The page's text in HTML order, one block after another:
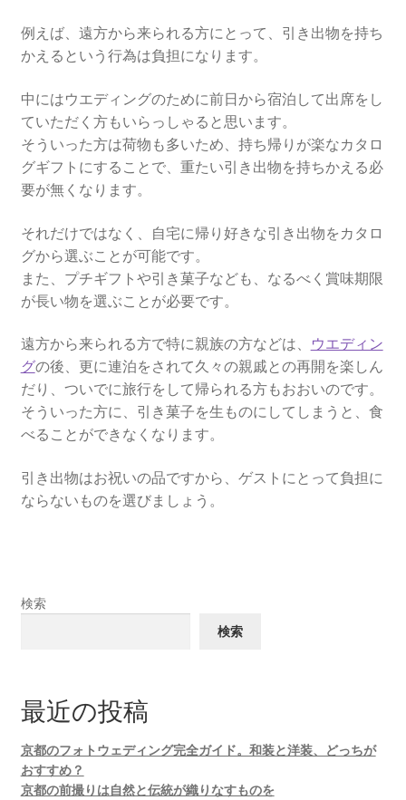
京都前撮り
ガーデンウエディングの費用徹底比較！選ばれる魅力と
成功の秘訣
結婚式場に設置したいウェルカムグッズ
京都ウェディングで参考にしたいこと
ウエディングの相談会に参加
人気のウエディングソング
結婚式場選びの失敗談から学ぶ成功のコツ
ウエディングの定番曲
京都でフォトウェディングをするならここ！おすすめス
ポット12選
京都の結婚式の独特なウエディング
アーカイブ
京都の結婚式場最新情報！ブライダルフェアと特典の楽
しみ方
例えば、遠方から来られる方にとって、引き出物を持ち
かえるという行為は負担になります。
中にはウエディングのために前日から宿泊して出席をし
ていただく方もいらっしゃると思います。
そういった方は荷物も多いため、持ち帰りが楽なカタロ
グギフトにすることで、重たい引き出物を持ちかえる必
要が無くなります。
それだけではなく、自宅に帰り好きな引き出物をカタロ
グから選ぶことが可能です。
また、プチギフトや引き菓子なども、なるべく賞味期限
が長い物を選ぶことが必要です。
遠方から来られる方で特に親族の方などは、
ウエディン
グの後、更に連泊をされて久々の親戚との再開を楽しん
だり、ついでに旅行をして帰られる方もおおいのです。
そういった方に、引き菓子を生ものにしてしまうと、食
べることができなくなります。
引き出物はお祝いの品ですから、ゲストにとって負担に
ならないものを選びましょう。
検索
検索
最近の投稿
京都のフォトウェディング完全ガイド。和装と洋装、どっちが
おすすめ？
京都の前撮りは自然と伝統が織りなすものを